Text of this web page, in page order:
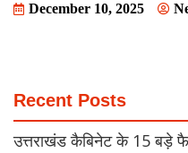
December 10, 2025
Recent Posts
उत्तराखंड कैबिनेट के 15 बड़े